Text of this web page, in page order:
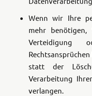
Wenn wir Ihre
mehr
Verteidigung
statt der
Verarbeitung
verlangen.